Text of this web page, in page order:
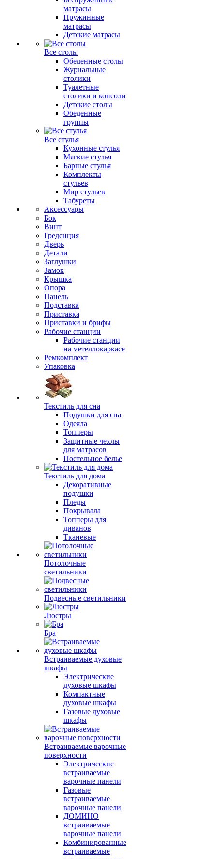
матрасы
Пружинные
матрасы
Детские матрасы
Все столы
Обеденные столы
Журнальные
столики
Туалетные
столики и консоли
Детские столы
Обеденные
группы
Все стулья
Кухонные стулья
Мягкие стулья
Барные стулья
Комплекты
стульев
Мир стульев
Табуреты
Аксессуары
Бок
Винт
Греденция
Дверь
Детали
Заглушки
Замок
Крышка
Опора
Панель
Подставка
Приставка
Приставки и брифы
Рабочие станции
Рабочие станции
на метеллокаркасе
Ремкомплект
Упаковка
Текстиль для сна
Подушки для сна
Одеяла
Топперы
Защитные чехлы
для матрасов
Постельное белье
Текстиль для дома
Декоративные
подушки
Пледы
Покрывала
Топперы для
диванов
Тканевые
Потолочные
светильники
Подвесные светильники
Люстры
Бра
Встраиваемые духовые
шкафы
Электрические
духовые шкафы
Компактные
духовые шкафы
Газовые духовые
шкафы
Встраиваемые варочные
поверхности
Электрические
встраиваемые
варочные панели
Газовые
встраиваемые
варочные панели
ДОМИНО
встраиваемые
варочные панели
Комбинированные
встраиваемые